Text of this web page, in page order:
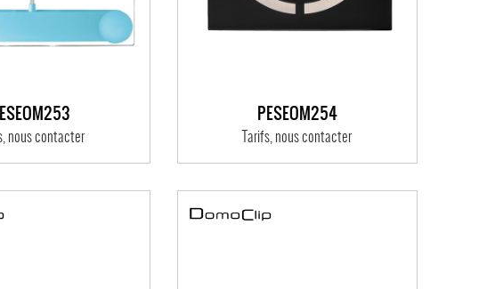
nous contacter
PÈSEOM254
Tarifs, nous contacter